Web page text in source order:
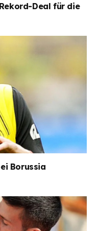
Deal für die
Borussia